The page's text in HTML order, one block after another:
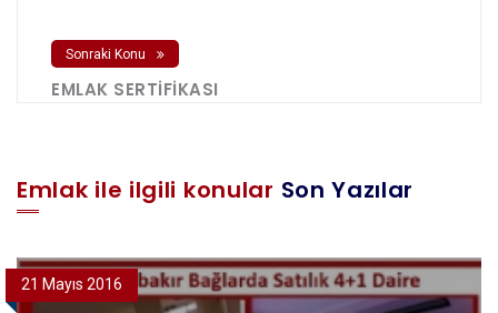
Sonraki Konu
EMLAK SERTIFIKASI
Emlak ile ilgili konular Son Yazılar
21 Mayıs 2016